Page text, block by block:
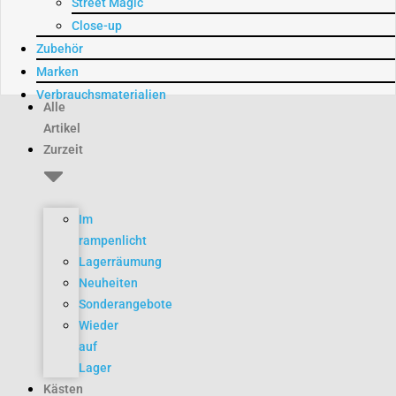
Street Magic
Close-up
Zubehör
Marken
Verbrauchsmaterialien
Alle
Artikel
Zurzeit
Im
rampenlicht
Lagerräumung
Neuheiten
Sonderangebote
Wieder
auf
Lager
Kästen